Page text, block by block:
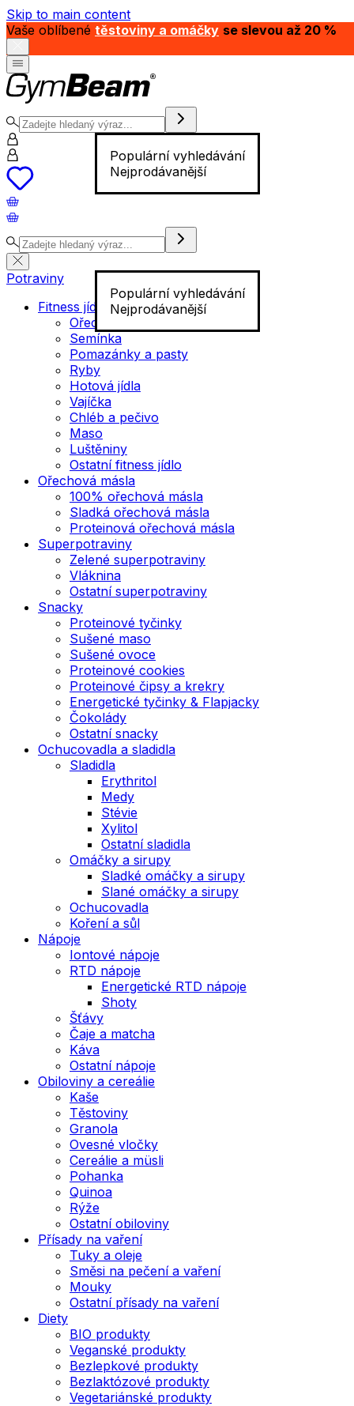
Skip to main content
Vaše oblíbené těstoviny a omáčky se slevou až 20 %
Populární vyhledávání
Nejprodávanější
Populární vyhledávání
Nejprodávanější
Potraviny
Fitness jídlo
Ořechy
Semínka
Pomazánky a pasty
Ryby
Hotová jídla
Vajíčka
Chléb a pečivo
Maso
Luštěniny
Ostatní fitness jídlo
Ořechová másla
100% ořechová másla
Sladká ořechová másla
Proteinová ořechová másla
Superpotraviny
Zelené superpotraviny
Vláknina
Ostatní superpotraviny
Snacky
Proteinové tyčinky
Sušené maso
Sušené ovoce
Proteinové cookies
Proteinové čipsy a krekry
Energetické tyčinky & Flapjacky
Čokolády
Ostatní snacky
Ochucovadla a sladidla
Sladidla
Erythritol
Medy
Stévie
Xylitol
Ostatní sladidla
Omáčky a sirupy
Sladké omáčky a sirupy
Slané omáčky a sirupy
Ochucovadla
Koření a sůl
Nápoje
Iontové nápoje
RTD nápoje
Energetické RTD nápoje
Shoty
Šťávy
Čaje a matcha
Káva
Ostatní nápoje
Obiloviny a cereálie
Kaše
Těstoviny
Granola
Ovesné vločky
Cereálie a müsli
Pohanka
Quinoa
Rýže
Ostatní obiloviny
Přísady na vaření
Tuky a oleje
Směsi na pečení a vaření
Mouky
Ostatní přísady na vaření
Diety
BIO produkty
Veganské produkty
Bezlepkové produkty
Bezlaktózové produkty
Vegetariánské produkty